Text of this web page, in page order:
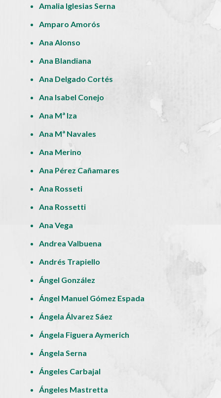
Amalia Iglesias Serna
Amparo Amorós
Ana Alonso
Ana Blandiana
Ana Delgado Cortés
Ana Isabel Conejo
Ana Mª Iza
Ana Mª Navales
Ana Merino
Ana Pérez Cañamares
Ana Rosseti
Ana Rossetti
Ana Vega
Andrea Valbuena
Andrés Trapiello
Ángel González
Ángel Manuel Gómez Espada
Ángela Álvarez Sáez
Ángela Figuera Aymerich
Ángela Serna
Ángeles Carbajal
Ángeles Mastretta